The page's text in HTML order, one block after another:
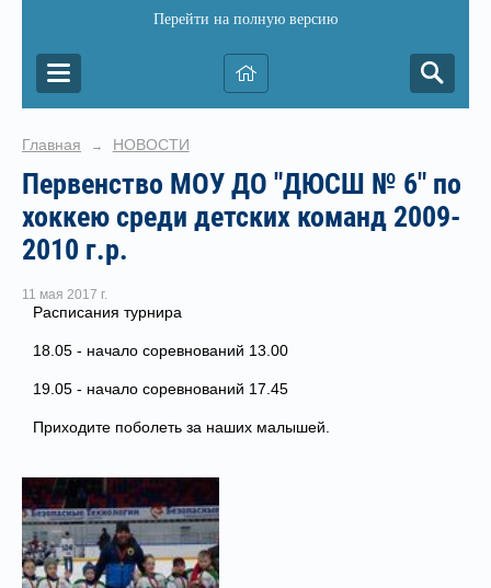
Перейти на полную версию
Главная → НОВОСТИ
Первенство МОУ ДО "ДЮСШ № 6" по
хоккею среди детских команд 2009-
2010 г.р.
11 мая 2017 г.
Расписания турнира
18.05 - начало соревнований 13.00
19.05 - начало соревнований 17.45
Приходите поболеть за наших малышей.